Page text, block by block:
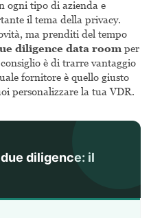
ogni tipo di azienda e
il tema della privacy.
ma prenditi del tempo
diligence data room per
è di trarre vantaggio
fornitore è quello giusto
personalizzare la tua VDR.
diligence: il